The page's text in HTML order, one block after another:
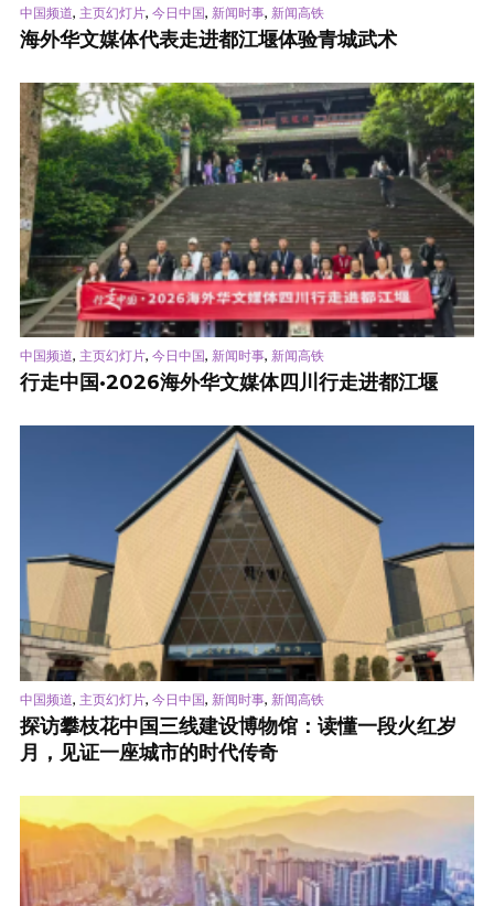
中国频道, 主页幻灯片, 今日中国, 新闻时事, 新闻高铁
海外华文媒体代表走进都江堰体验青城武术
中国频道, 主页幻灯片, 今日中国, 新闻时事, 新闻高铁
行走中国·2026海外华文媒体四川行走进都江堰
中国频道, 主页幻灯片, 今日中国, 新闻时事, 新闻高铁
探访攀枝花中国三线建设博物馆：读懂一段火红岁
月，见证一座城市的时代传奇